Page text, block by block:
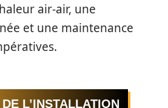
air-air, une
et une maintenance
L’INSTALLATION